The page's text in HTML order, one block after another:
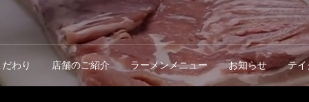
わり 店舗のご紹介 ラーメンメニュー お知らせ テイ